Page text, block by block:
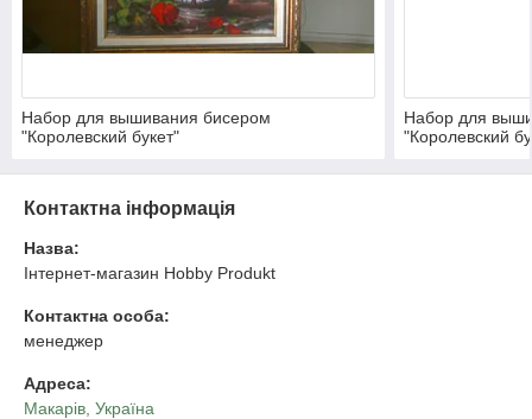
Набор для вышивания бисером
"Королевский букет"
Набор для
"Королевский
Контактна інформація
Назва:
Інтернет-магазин Hobby Produkt
Контактна особа:
менеджер
Адреса:
Mакарів, Україна